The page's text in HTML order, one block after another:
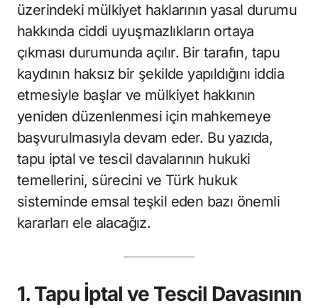
üzerindeki mülkiyet haklarının yasal durumu
hakkında ciddi uyuşmazlıkların ortaya
çıkması durumunda açılır. Bir tarafın, tapu
kaydının haksız bir şekilde yapıldığını iddia
etmesiyle başlar ve mülkiyet hakkının
yeniden düzenlenmesi için mahkemeye
başvurulmasıyla devam eder. Bu yazıda,
tapu iptal ve tescil davalarının hukuki
temellerini, sürecini ve Türk hukuk
sisteminde emsal teşkil eden bazı önemli
kararları ele alacağız.
1. Tapu İptal ve Tescil Davasının